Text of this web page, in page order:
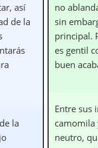
así
de la
la
no
sin
principal.
es gentil
buen
Entre sus
camomila
neutro,